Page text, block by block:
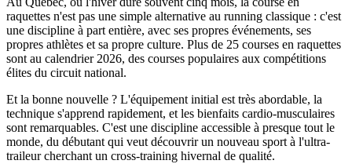
raquettes n'est pas une simple alternative au running classique : c'est
une discipline à part entière, avec ses propres événements, ses
propres athlètes et sa propre culture. Plus de 25 courses en raquettes
sont au calendrier 2026, des courses populaires aux compétitions
élites du circuit national.
Et la bonne nouvelle ? L'équipement initial est très abordable, la
technique s'apprend rapidement, et les bienfaits cardio-musculaires
sont remarquables. C'est une discipline accessible à presque tout le
monde, du débutant qui veut découvrir un nouveau sport à l'ultra-
traileur cherchant un cross-training hivernal de qualité.